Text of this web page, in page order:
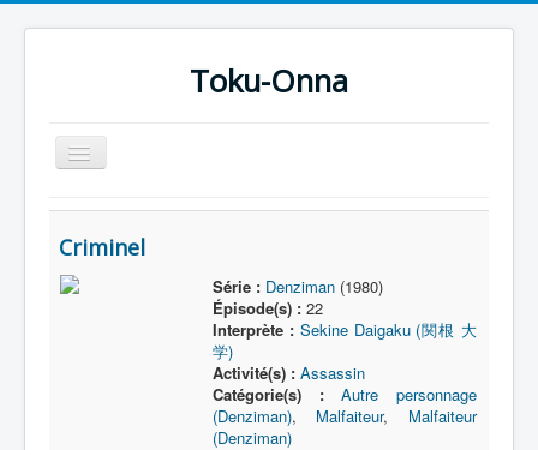
Toku-Onna
Basculer
la
Accueil
Toku-Actrices
Toku-Critiques
Criminel
Série : Denziman(1980)
Épisode(s) :22
Interprète : Sekine Daigaku (関根 大
学)
Activité(s) : Assassin
Catégorie(s) :
Autre personnage
(Denziman), Malfaiteur, Malfaiteur
(Denziman)